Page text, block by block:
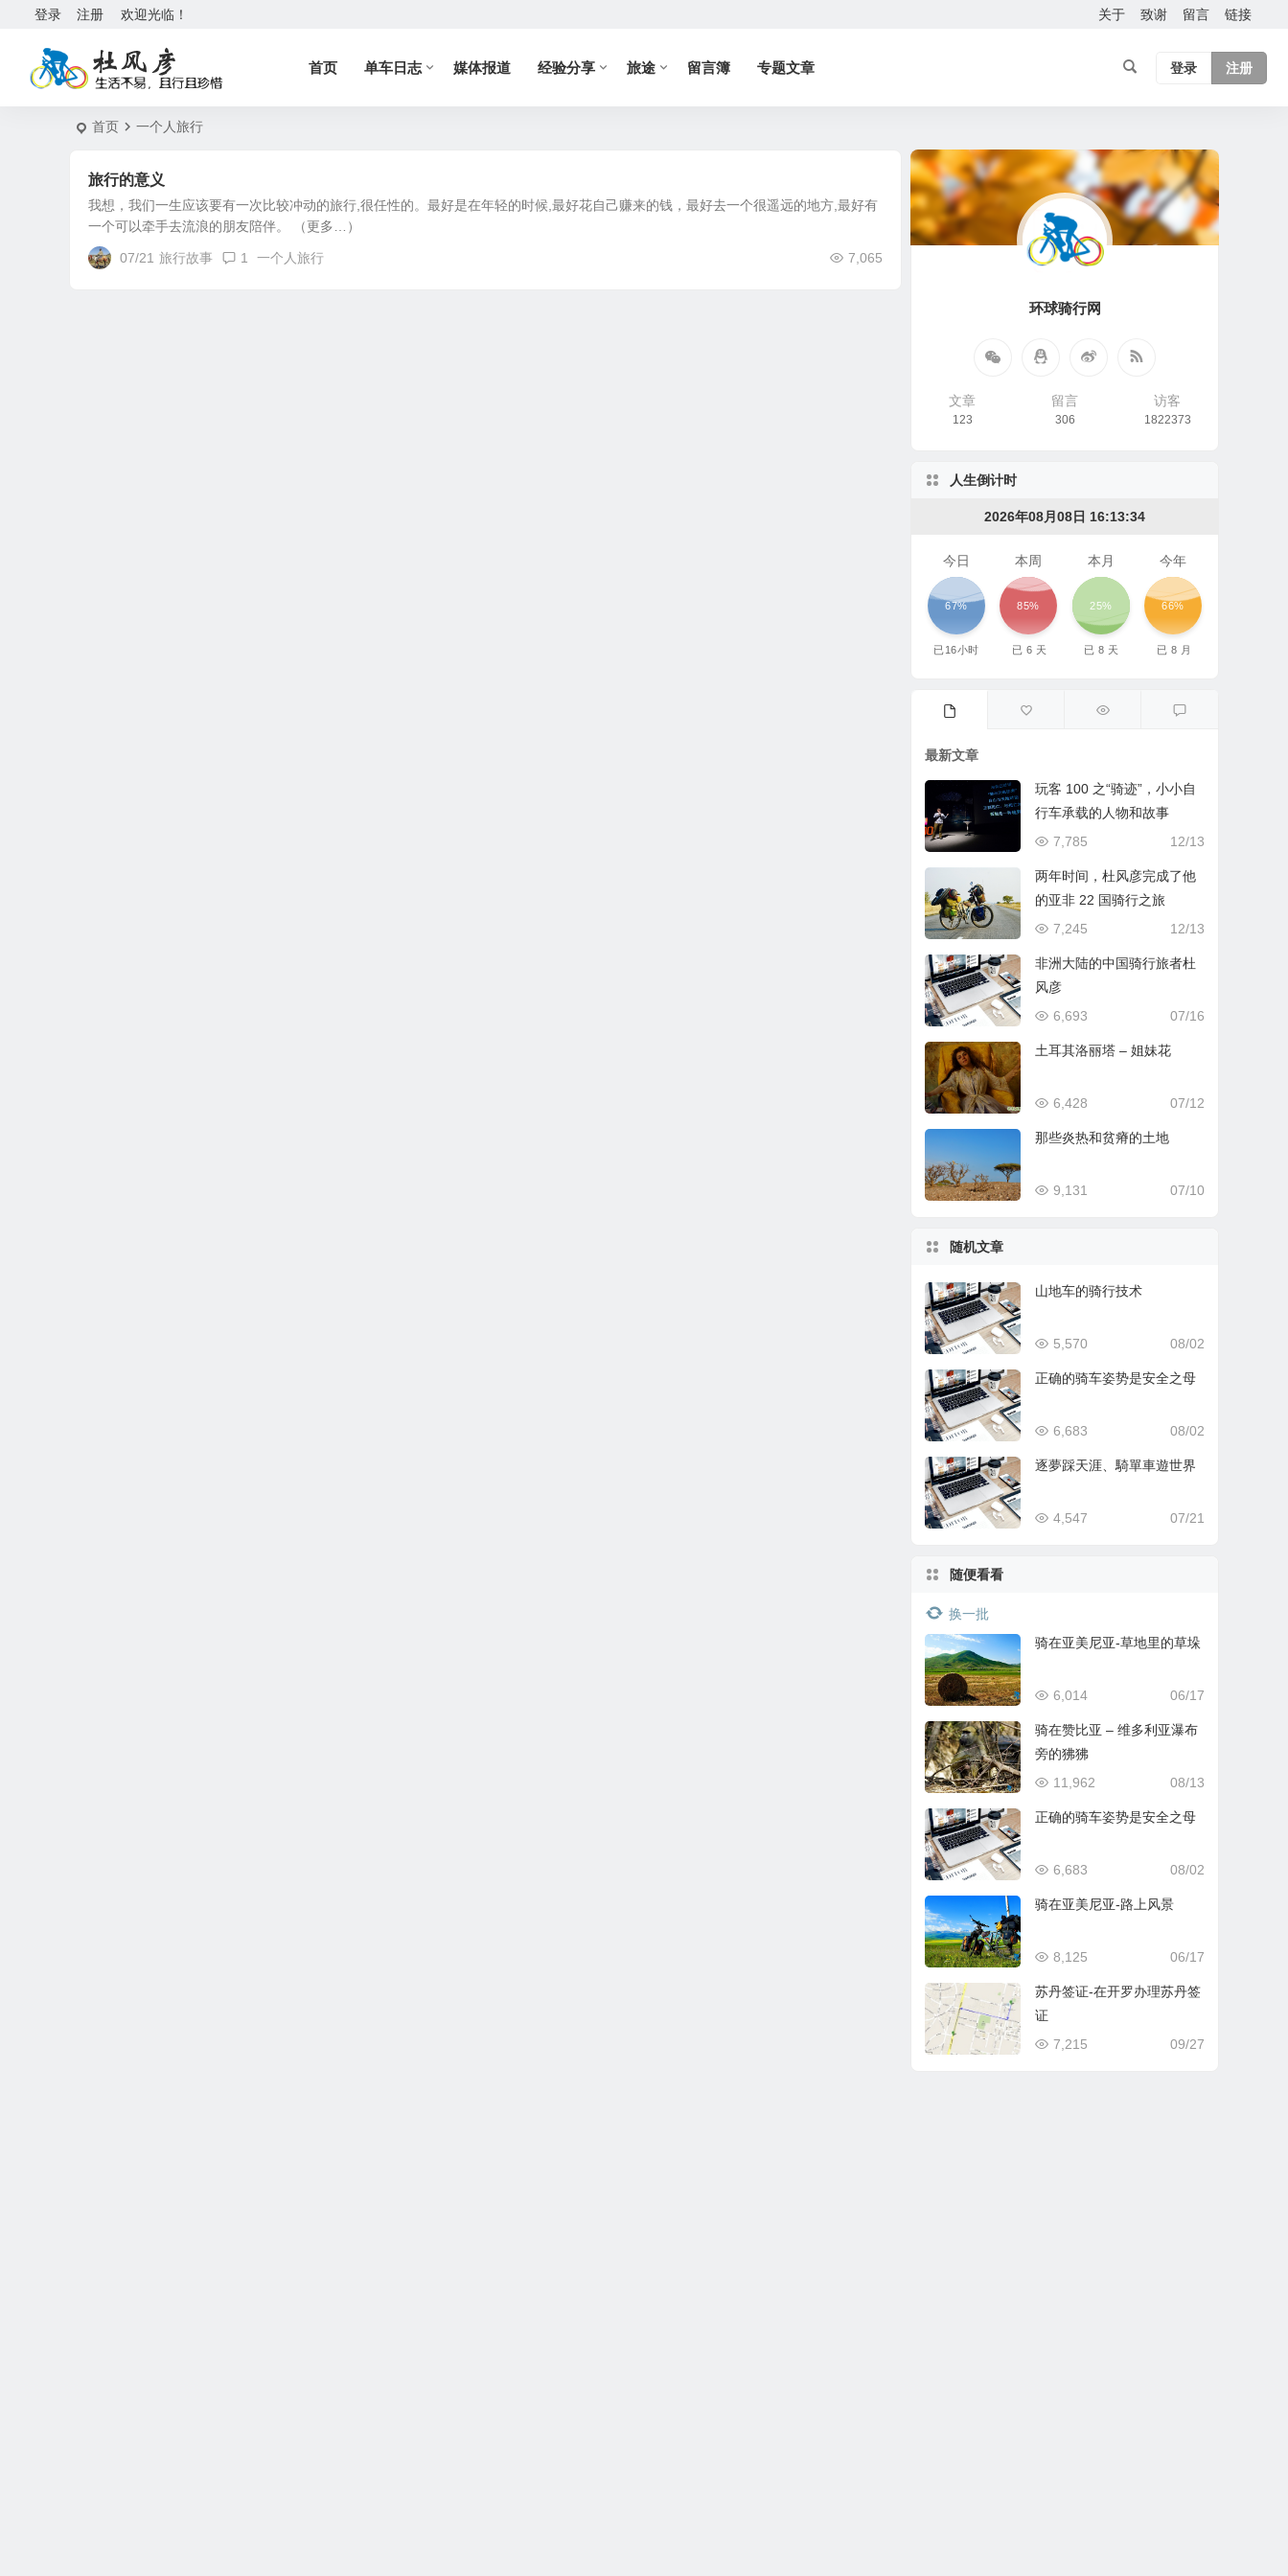
欢迎光临！
登录 注册 关于 致谢 留言 链接
首页 单车日志 媒体报道 经验分享 旅途 留言簿 专题文章 登录 注册
首页 一个人旅行
旅行的意义
我想，我们一生应该要有一次比较冲动的旅行,很任性的。最好是在年轻的时候,最好花自己赚来的钱，最好去一个很遥远的地方,最好有
一个可以牵手去流浪的朋友陪伴。 （更多…）
07/21 旅行故事 7,065
1 一个人旅行
环球骑行网
文章
123
留言
306
访客
1822373
人生倒计时
2026年08月08日 16:13:34
今日
67%
已16小时
本周
85%
已 6 天
本月
25%
已 8 天
今年
66%
已 8 月
最新文章
玩客 100 之“骑迹”，小小自
行车承载的人物和故事
12/13
7,785
两年时间，杜风彦完成了他
的亚非 22 国骑行之旅
12/13
7,245
非洲大陆的中国骑行旅者杜
风彦
07/16
6,693
土耳其洛丽塔 – 姐妹花
07/12
6,428
那些炎热和贫瘠的土地
07/10
9,131
随机文章
山地车的骑行技术
08/02
5,570
正确的骑车姿势是安全之母
08/02
6,683
逐夢踩天涯、騎單車遊世界
07/21
4,547
随便看看
换一批
骑在亚美尼亚-草地里的草垛
06/17
6,014
骑在赞比亚 – 维多利亚瀑布
旁的狒狒
08/13
11,962
正确的骑车姿势是安全之母
08/02
6,683
骑在亚美尼亚-路上风景
06/17
8,125
苏丹签证-在开罗办理苏丹签
证
09/27
7,215